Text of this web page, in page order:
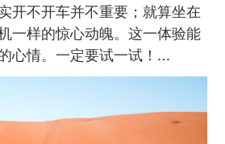
开不开车并不重要；就算坐在
一样的惊心动魄。这一体验能
心情。一定要试一试！…